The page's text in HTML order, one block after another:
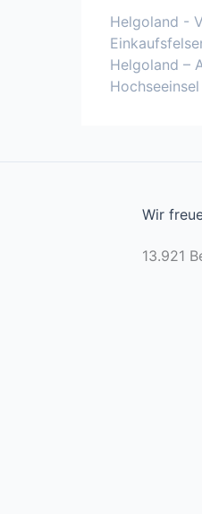
Helgoland -
Helgoland –
Hochseeinsel
Wir
13.921